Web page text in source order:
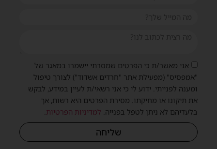
אני מאשר/ת כי הפרטים שמסרתי יישמרו במאגר של
"אמפסיס" (מפעילת אתר "חרדים אשדוד") לצורך טיפול
ומענה לפנייתי. ידוע לי כי אני רשאי/ת לעיין במידע, לבקש
את תיקונו או מחיקתו. מסירת הפרטים היא רשות, אך
בלעדיהם לא ניתן לטפל בפנייה. למדיניות הפרטיות.
שליחה